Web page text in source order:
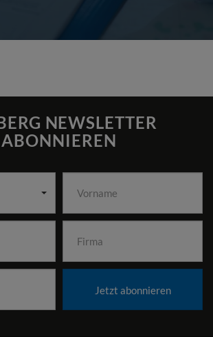
NEWSLETTER
ABONNIEREN
Jetzt abonnieren